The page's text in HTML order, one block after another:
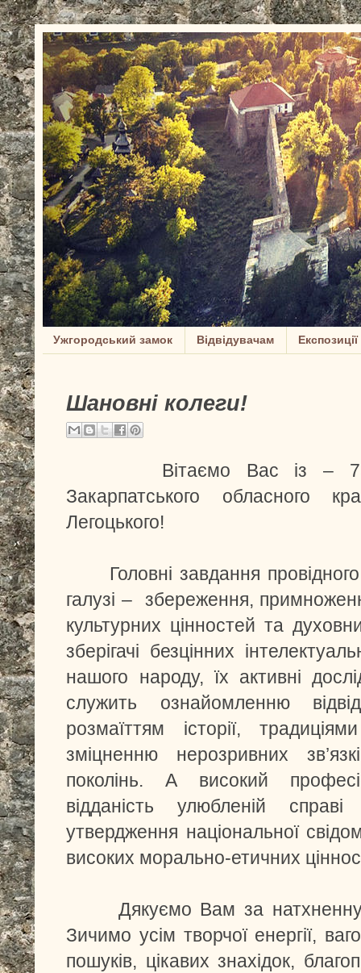
Ужгородський замок Відвідувачам Експозиції
Шановні колеги!
Вітаємо Вас із – 75-ю
Закарпатського обласного
Легоцького!
Головні завдання провідного
галузі – збереження,
культурних цінностей та
зберігачі безцінних
нашого народу, їх активні
служить ознайомленню
розмаїттям історії,
зміцненню нерозривних
поколінь. А високий
відданість улюбленій
утвердження національної
високих морально-етичних
Дякуємо Вам за натхненну
Зичимо усім творчої енергії,
пошуків, цікавих знахідок,